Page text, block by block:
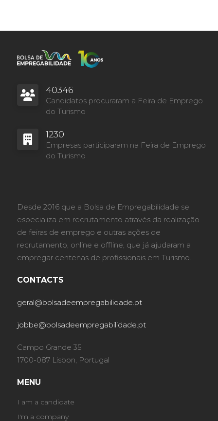
40346
Candidatos procuraram a Feira de Emprego
do Turismo
1230
Empresas participaram na Feira de Emprego
do Turismo
Desde 2016 que a Bolsa de Empregabilidade se
especializa em recrutamento através da realização
de feiras de emprego e outras ações de
recrutamento, online e offline, que já ajudaram a
empregar centenas de profissionais em Turismo.
CONTACTS
geral@bolsadeempregabilidade.pt
jobbe@bolsadeempregabilidade.pt
Campo Grande 35
1700-087 Lisbon, Portugal
MENU
I am a candidate
I'm a company